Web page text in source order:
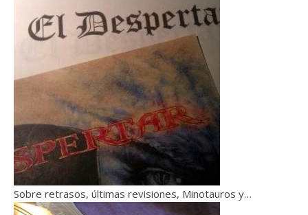
Sobre retrasos, últimas revisiones, Minotauros y…